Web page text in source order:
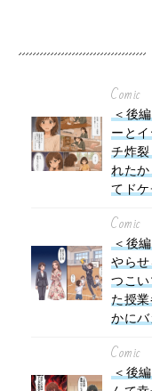
Comic
＜後
ーと
チ炸
れた
てド
Comic
＜後
やら
つこ
た授
かに
Comic
＜後